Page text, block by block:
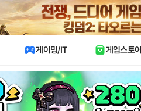
게이밍/IT 게임스토어